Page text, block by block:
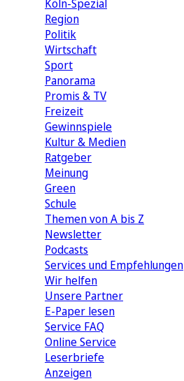
Köln-Spezial
Region
Politik
Wirtschaft
Sport
Panorama
Promis & TV
Freizeit
Gewinnspiele
Kultur & Medien
Ratgeber
Meinung
Green
Schule
Themen von A bis Z
Newsletter
Podcasts
Services und Empfehlungen
Wir helfen
Unsere Partner
E-Paper lesen
Service FAQ
Online Service
Leserbriefe
Anzeigen